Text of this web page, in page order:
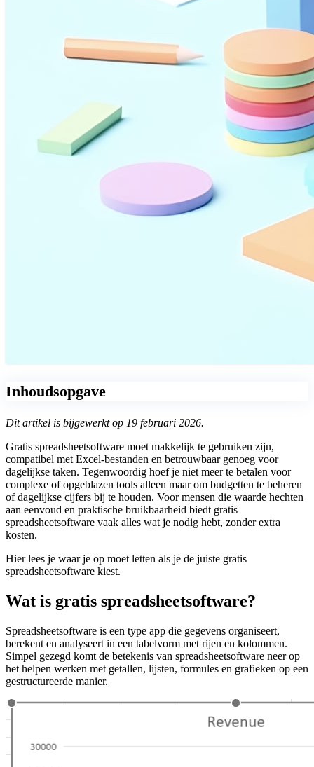
Inhoudsopgave
Dit artikel is bijgewerkt op 19 februari 2026.
Gratis spreadsheetsoftware moet makkelijk te gebruiken zijn,
compatibel met Excel-bestanden en betrouwbaar genoeg voor
dagelijkse taken. Tegenwoordig hoef je niet meer te betalen voor
complexe of opgeblazen tools alleen maar om budgetten te beheren
of dagelijkse cijfers bij te houden. Voor mensen die waarde hechten
aan eenvoud en praktische bruikbaarheid biedt gratis
spreadsheetsoftware vaak alles wat je nodig hebt, zonder extra
kosten.
Hier lees je waar je op moet letten als je de juiste gratis
spreadsheetsoftware kiest.
Wat is gratis spreadsheetsoftware?
Spreadsheetsoftware is een type app die gegevens organiseert,
berekent en analyseert in een tabelvorm met rijen en kolommen.
Simpel gezegd komt de betekenis van spreadsheetsoftware neer op
het helpen werken met getallen, lijsten, formules en grafieken op een
gestructureerde manier.